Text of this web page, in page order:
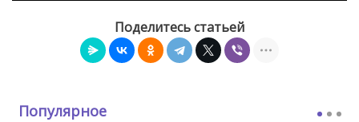
Поделитесь статьей
Популярное